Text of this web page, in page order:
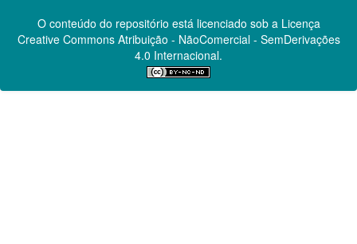
O conteúdo do repositório está licenciado sob a Licença
Creative CommonsAtribuição - NãoComercial - SemDerivações
4.0 Internacional.